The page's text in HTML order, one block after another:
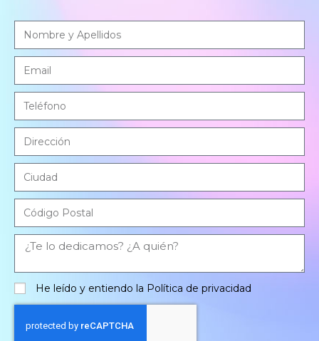
He leído y entiendo la Política de privacidad